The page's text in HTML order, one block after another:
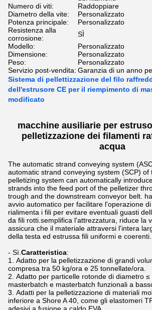
Numero di viti:
Raddoppiare
Diametro della vite:
Personalizzato
Potenza principale:
Personalizzato
Resistenza alla
corrosione:
SÌ
Modello:
Personalizzato
Dimensione:
Personalizzato
Peso:
Personalizzato
Servizio post-vendita: Garanzia di un anno
Sistema di pellettizzazione del filo
dell'estrusore CE per il riempimento di
modificato
macchine ausiliarie per
pelletizzazione dei filamenti
acqua
The automatic strand conveying system
automatic strand conveying system (SCP) of
pelletizing system can automatically
strands into the feed port of the pelletizer
trough and the downstream conveyor belt.
avvio automatico per facilitare l'operazione
rialimenta i fili per evitare eventuali guasti
da fili rotti.semplifica l'attrezzatura, riduce la
assicura che il materiale attraversi l'intera
della testa ed estrussa fili uniformi e coerenti.
- Sì. Caratteristica:
Adatto per la pelletizzazione di grandi
compresa tra 50 kg/ora e 25 tonnellate/ora.
Adatto per particelle rotonde di diametro
masterbatch e masterbatch funzionali a
Adatti per la pelletizzazione di materiali
inferiore a Shore A 40, come gli elastomeri